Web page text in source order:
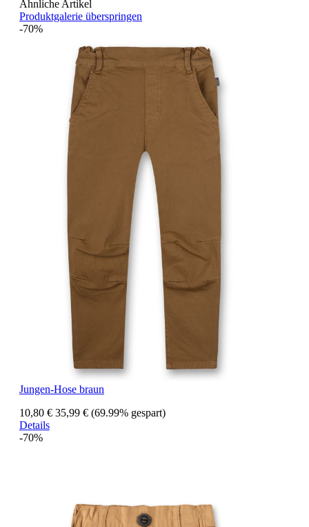
Ähnliche Artikel
Produktgalerie überspringen
-70%
Jungen-Hose braun
10,80 € 35,99 € (69.99% gespart)
Details
-70%